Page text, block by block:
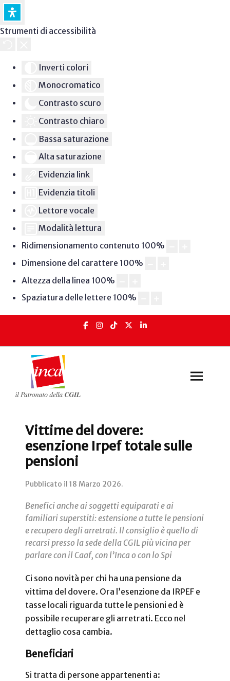
Strumenti di accessibilità
Inverti colori
Monocromatico
Contrasto scuro
Contrasto chiaro
Bassa saturazione
Alta saturazione
Evidenzia link
Evidenzia titoli
Lettore vocale
Modalità lettura
Ridimensionamento contenuto 100%
Dimensione del carattere 100%
Altezza della linea 100%
Spaziatura delle lettere 100%
Vittime del dovere:
esenzione Irpef totale sulle
pensioni
Pubblicato il 18 Marzo 2026.
Benefici anche ai soggetti equiparati e ai
familiari superstiti: estensione a tutte le pensioni
e recupero degli arretrati. Il consiglio è quello di
recarsi presso la sede della CGIL più vicina per
parlare con il Caaf, con l’Inca o con lo Spi
Ci sono novità per chi ha una pensione da
vittima del dovere. Ora l’esenzione da IRPEF e
tasse locali riguarda tutte le pensioni ed è
possibile recuperare gli arretrati. Ecco nel
dettaglio cosa cambia.
Beneficiari
Si tratta di persone appartenenti a: